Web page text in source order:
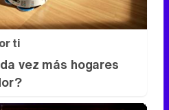
ti
vez más hogares